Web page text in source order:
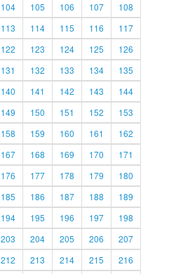
104 105 106 107
108
113 114 115 116
117
122 123 124 125
126
131 132 133 134
135
140 141 142 143
144
149 150 151 152
153
158 159 160 161
162
167 168 169 170
171
176 177 178 179
180
185 186 187 188
189
194 195 196 197
198
203 204 205 206
207
212 213 214 215
216